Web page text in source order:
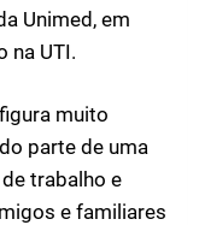
Unimed, em
na UTI.
muito
parte de uma
trabalho e
e familiares